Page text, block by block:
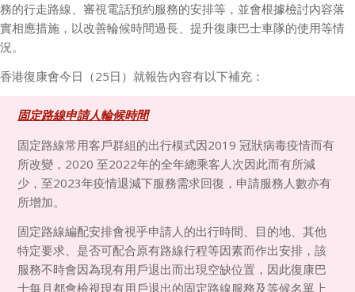
務的行走路線、審視電話預約服務的安排等，並會根據檢討內容落
實相應措施，以改善輪候時間過長、提升復康巴士車隊的使用等情
況。
香港復康會今日（25日）就報告內容有以下補充：
固定路線申請人輪候時間
固定路線常用客戶群組的出行模式因2019冠狀病毒疫情而有
所改變， 2020至2022年的全年總乘客人次因此而有所減
少，至2023年疫情退減下服務需求回復，申請服務人數亦有
所增加。
固定路線編配安排會視乎申請人的出行時間、目的地、其他
特定要求、是否可配合原有路線行程等因素而作出安排，該
服務不時會因為現有用戶退出而出現空缺位置，因此復康巴
士每月都會檢視現有用戶退出的固定路線服務及等候名單上